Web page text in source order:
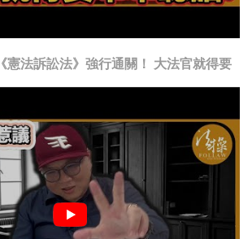
憲法訴訟法》強行通關！ 大法官就得要